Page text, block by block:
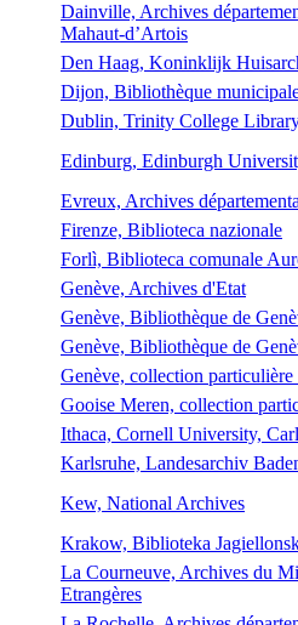
Dainville, Archives
Mahaut-d’Artois
Den Haag, Koninklijk
Dijon, Bibliothèque
Dublin, Trinity College
Edinburg, Edinburgh
Evreux, Archives
Firenze, Biblioteca nazionale
Forlì, Biblioteca comunale
Genève, Archives d'Etat
Genève, Bibliothèque de
Genève, Bibliothèque de
Genève, collection
Gooise Meren, collection
Ithaca, Cornell University,
Karlsruhe, Landesarchiv
Kew, National Archives
Krakow, Biblioteka
La Courneuve, Archives du
Etrangères